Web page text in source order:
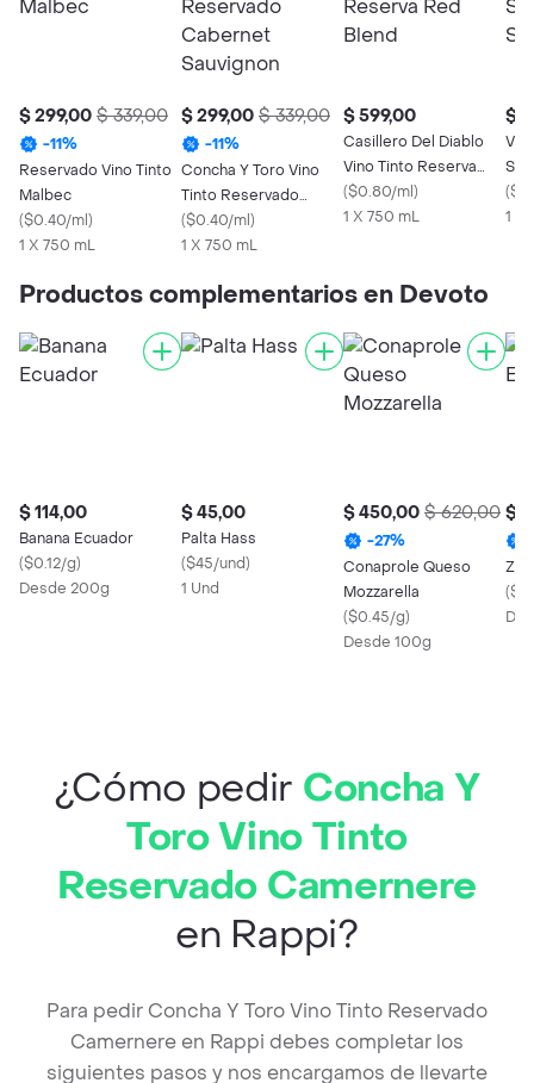
$ 299,00 $ 339,00
-11%
Reservado Vino Tinto
Malbec
($0.40/ml)
1 X 750 mL
$ 299,00 $ 339,00
-11%
Concha Y Toro Vino
Tinto Reservado
Cabernet Sauvignon
($0.40/ml)
1 X 750 mL
$ 599,00
Casillero Del Diablo
Vino Tinto Reserva
Red Blend
($0.80/ml)
1 X 750 mL
$
(
1 X
Productos complementarios en Devoto
$ 114,00
Banana Ecuador
($0.12/g)
Desde 200g
$ 45,00
Palta Hass
($45/und)
1 Und
$ 450,00 $ 620,00
-27%
Conaprole Queso
Mozzarella
($0.45/g)
Desde 100g
$
(
¿Cómo pedir Concha Y
Toro Vino Tinto
Reservado Camernere
en Rappi?
Para pedir Concha Y Toro Vino Tinto Reservado
Camernere en Rappi debes completar los
siguientes pasos y nos encargamos de llevarte